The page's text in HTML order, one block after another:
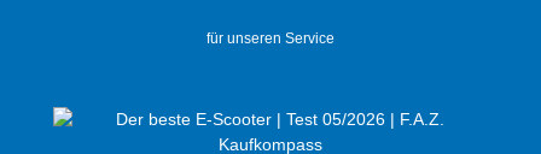
für unseren Service